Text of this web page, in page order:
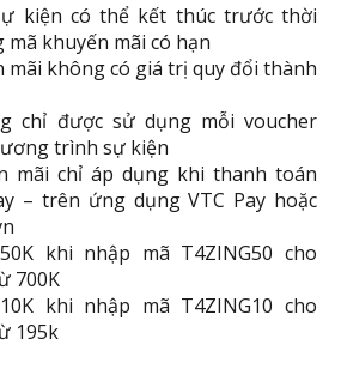
kiện có thể kết thúc trước thời
khuyến mãi có hạn
mãi không có giá trị quy đổi thành
chỉ được sử dụng mỗi voucher
trình sự kiện
mãi chỉ áp dụng khi thanh toán
– trên ứng dụng VTC Pay hoặc
khi nhập mã T4ZING50 cho
700K
khi nhập mã T4ZING10 cho
195k